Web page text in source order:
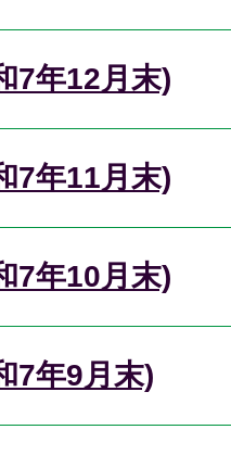
7年12月末)
7年11月末)
7年10月末)
7年9月末)